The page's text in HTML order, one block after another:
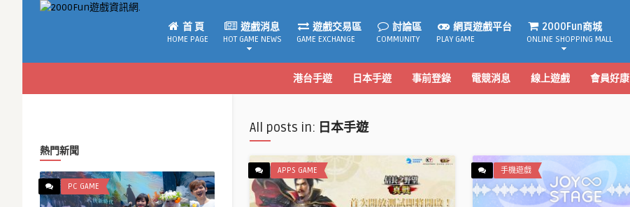
首 頁
HOME PAGE
遊戲消息
HOT GAME NEWS
遊戲交易區
GAME EXCHANGE
討論區
COMMUNITY
網頁遊戲平台
PLAY GAME
2000Fun商城
ONLINE SHOPPING MALL
港台手遊 日本手遊 事前登錄 電競消息 線上遊戲 會員好康
熱門新聞
PC GAME
All posts in: 日本手遊
APPS GAME 手機遊戲